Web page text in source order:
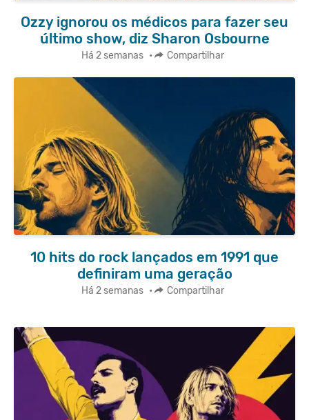
Ozzy ignorou os médicos para fazer seu
último show, diz Sharon Osbourne
Há 2 semanas • Compartilhar
10 hits do rock lançados em 1991 que
definiram uma geração
Há 2 semanas • Compartilhar